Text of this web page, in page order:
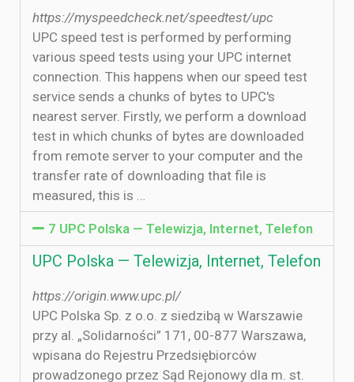
https://myspeedcheck.net/speedtest/upc
UPC speed test is performed by performing
various speed tests using your UPC internet
connection. This happens when our speed test
service sends a chunks of bytes to UPC's
nearest server. Firstly, we perform a download
test in which chunks of bytes are downloaded
from remote server to your computer and the
transfer rate of downloading that file is
measured, this is …
7 UPC Polska — Telewizja, Internet, Telefon
UPC Polska — Telewizja, Internet, Telefon
https://origin.www.upc.pl/
UPC Polska Sp. z o.o. z siedzibą w Warszawie
przy al. „Solidarności” 171, 00-877 Warszawa,
wpisana do Rejestru Przedsiębiorców
prowadzonego przez Sąd Rejonowy dla m. st.